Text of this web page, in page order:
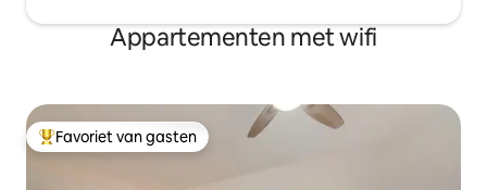
Appartementen met wifi
Topfavoriet van gasten
Favoriet van gasten